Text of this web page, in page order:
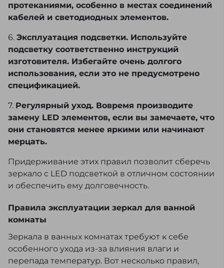
протеканиями, особенно в местах соединений
кабелей и светодиодных элементов.
6. Эксплуатация подсветки. Используйте
подсветку соответственно инструкций
изготовителя. Избегайте очень долгого
использования, если это не предусмотрено
спецификацией.
7. Регулярный уход. Вовремя производите
замену LED элементов, если вы замечаете, что
они становятся менее яркими или начинают
мерцать.
Придерживание этих правил позволит сберечь
зеркало с LED подсветкой в отличном состоянии
и обеспечить ему долговечность.
Правила эксплуатации зеркал для ванной
комнаты
Зеркала в ванных комнатах требуют к себе
особенного ухода из-за влияния влаги и
перепада температур. Вот несколько правил,